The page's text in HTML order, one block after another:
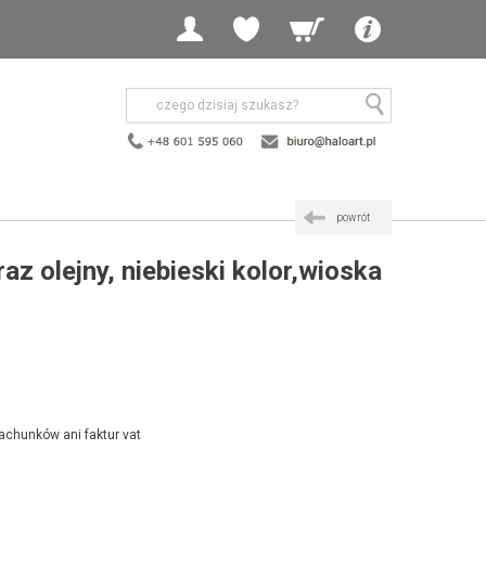
powrót
olejny, niebieski kolor,wioska
ani faktur vat